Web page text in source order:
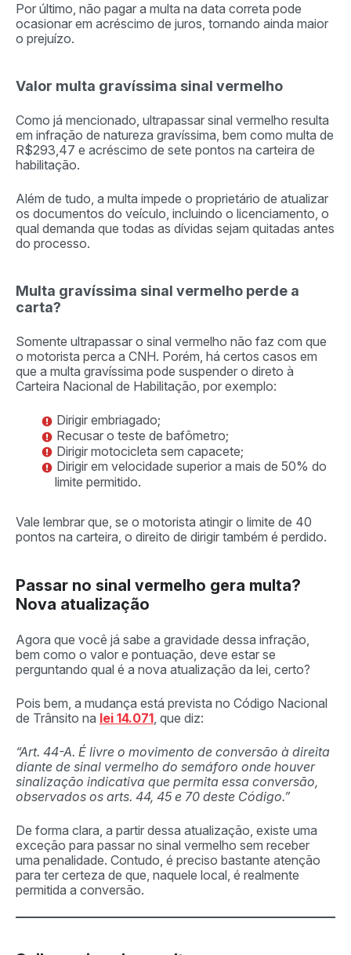
Por último, não pagar a multa na data correta pode
ocasionar em acréscimo de juros, tornando ainda maior
o prejuízo.
Valor multa gravíssima sinal vermelho
Como já mencionado, ultrapassar sinal vermelho resulta
em infração de natureza gravíssima, bem como multa de
R$293,47 e acréscimo de sete pontos na carteira de
habilitação.
Além de tudo, a multa impede o proprietário de atualizar
os documentos do veículo, incluindo o licenciamento, o
qual demanda que todas as dívidas sejam quitadas antes
do processo.
Multa gravíssima sinal vermelho perde a
carta?
Somente ultrapassar o sinal vermelho não faz com que
o motorista perca a CNH. Porém, há certos casos em
que a multa gravíssima pode suspender o direto à
Carteira Nacional de Habilitação, por exemplo:
Dirigir embriagado;
Recusar o teste de bafômetro;
Dirigir motocicleta sem capacete;
Dirigir em velocidade superior a mais de 50% do
limite permitido.
Vale lembrar que, se o motorista atingir o limite de 40
pontos na carteira, o direito de dirigir também é perdido.
Passar no sinal vermelho gera multa?
Nova atualização
Agora que você já sabe a gravidade dessa infração,
bem como o valor e pontuação, deve estar se
perguntando qual é a nova atualização da lei, certo?
Pois bem, a mudança está prevista no Código Nacional
de Trânsito na lei 14.071, que diz:
“Art. 44-A. É livre o movimento de conversão à direita
diante de sinal vermelho do semáforo onde houver
sinalização indicativa que permita essa conversão,
observados os arts. 44, 45 e 70 deste Código.”
De forma clara, a partir dessa atualização, existe uma
exceção para passar no sinal vermelho sem receber
uma penalidade. Contudo, é preciso bastante atenção
para ter certeza de que, naquele local, é realmente
permitida a conversão.